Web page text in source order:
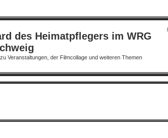
des Heimatpflegers im WRG
Veranstaltungen, der Filmcollage und weiteren Themen